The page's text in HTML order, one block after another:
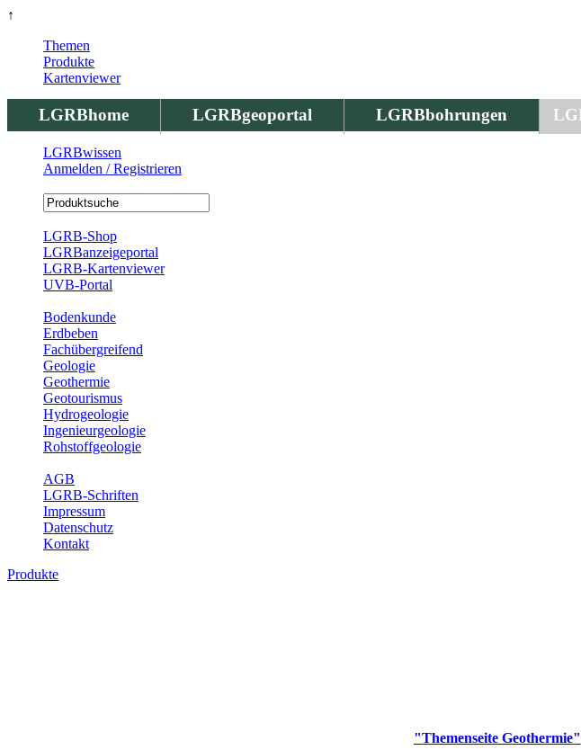
↑
LGRBhome LGRBgeoportal LGRBbohrungen
Themen
Produkte
Kartenviewer
LGRBwissen
Anmelden / Registrieren
LGRB-Shop
LGRBanzeigeportal
LGRB-Kartenviewer
UVB-Portal
Bodenkunde
Erdbeben
Fachübergreifend
Geologie
Geothermie
Geotourismus
Hydrogeologie
Ingenieurgeologie
Rohstoffgeologie
AGB
LGRB-Schriften
Impressum
Datenschutz
Kontakt
Produkte
"Themenseite Geothermie"